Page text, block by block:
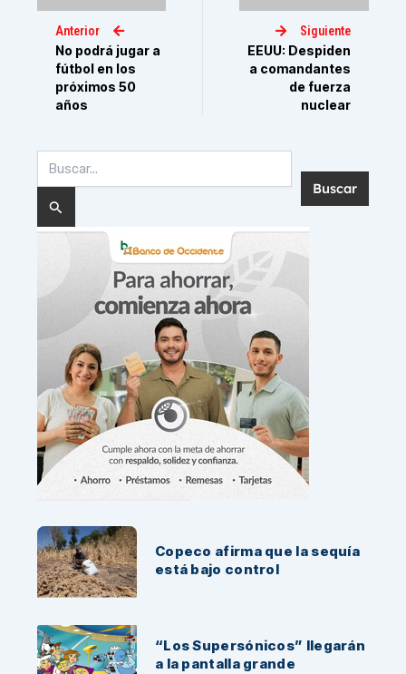
Anterior
No podrá jugar a
fútbol en los
próximos 50
años
Siguiente
EEUU: Despiden
a comandantes
de fuerza
nuclear
por:
Copeco afirma que la sequía
está bajo control
“Los Supersónicos” llegarán
a la pantalla grande